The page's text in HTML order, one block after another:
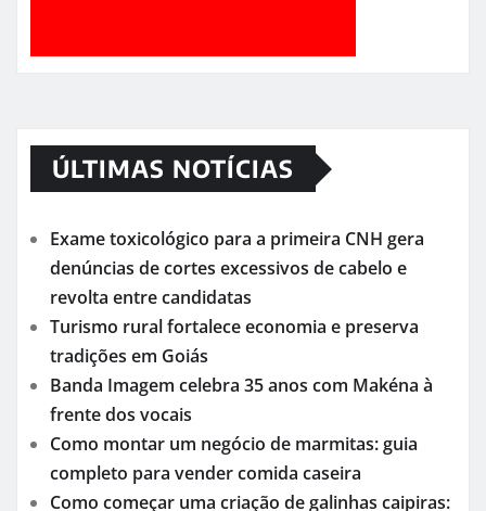
ÚLTIMAS NOTÍCIAS
Exame toxicológico para a primeira CNH gera
denúncias de cortes excessivos de cabelo e
revolta entre candidatas
Turismo rural fortalece economia e preserva
tradições em Goiás
Banda Imagem celebra 35 anos com Makéna à
frente dos vocais
Como montar um negócio de marmitas: guia
completo para vender comida caseira
Como começar uma criação de galinhas caipiras: